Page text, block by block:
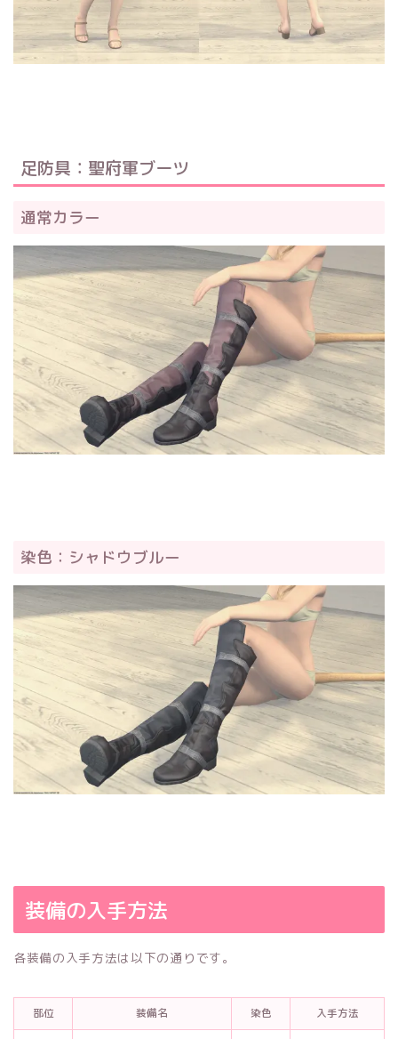
足防具：聖府軍ブーツ
通常カラー
染色：シャドウブルー
装備の入手方法
各装備の入手方法は以下の通りです。
部位 装備名 染色 入手方法